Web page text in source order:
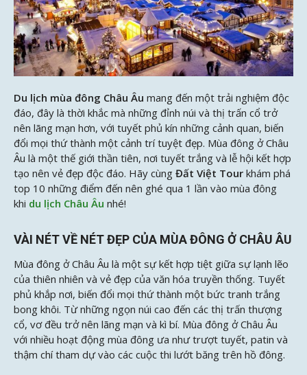
Du lịch mùa đông Châu Âu mang đến một trải nghiệm độc
đáo, đây là thời khắc mà những đỉnh núi và thị trấn cổ trở
nên lãng mạn hơn, với tuyết phủ kín những cảnh quan, biến
đổi mọi thứ thành một cảnh trí tuyệt đẹp. Mùa đông ở Châu
Âu là một thế giới thần tiên, nơi tuyết trắng và lễ hội kết hợp
tạo nên vẻ đẹp độc đáo. Hãy cùng Đất Việt Tour khám phá
top 10 những điểm đến nên ghé qua 1 lần vào mùa đông
khi du lịch Châu Âu nhé!
VÀI NÉT VỀ NÉT ĐẸP CỦA MÙA ĐÔNG Ở CHÂU ÂU
Mùa đông ở Châu Âu là một sự kết hợp tiệt giữa sự lạnh lẽo
của thiên nhiên và vẻ đẹp của văn hóa truyền thống. Tuyết
phủ khắp nơi, biến đổi mọi thứ thành một bức tranh trắng
bong khôi. Từ những ngọn núi cao đến các thị trấn thượng
cổ, vơ đều trở nên lãng mạn và kì bí. Mùa đông ở Châu Âu
với nhiều hoạt động mùa đông ưa như trượt tuyết, patin và
thậm chí tham dự vào các cuộc thi lướt băng trên hồ đông.